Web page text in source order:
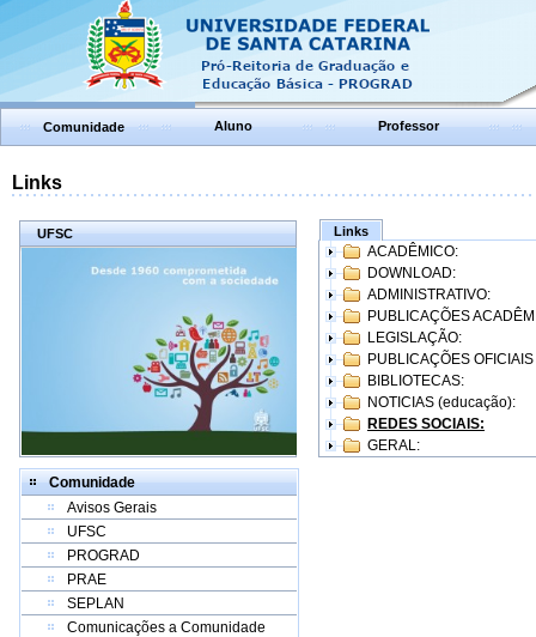
Comunidade Aluno Professor
Links
UFSC
Comunidade
Avisos Gerais
UFSC
PROGRAD
PRAE
SEPLAN
Comunicações a Comunidade
Links
ACADÊMICO:
DOWNLOAD:
ADMINISTRATIVO:
PUBLICAÇÕES
LEGISLAÇÃO:
PUBLICAÇÕES
BIBLIOTECAS:
NOTICIAS (educação):
REDES SOCIAIS:
GERAL: